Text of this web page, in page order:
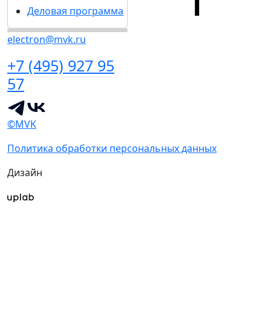
Деловая программа
electron@mvk.ru
+7 (495) 927 95
57
©MVK
Политика обработки персональных данных
Дизайн